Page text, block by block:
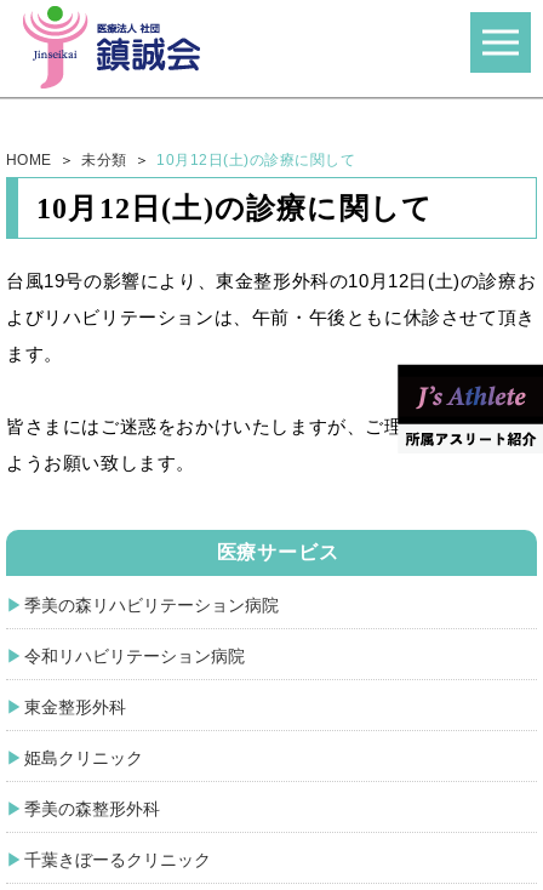
HOME 未分類 10月12日(土)の診療に関して
10月12日(土)の診療に関して
台風19号の影響により、東金整形外科の10月12日(土)の診療お
よびリハビリテーションは、午前・午後ともに休診させて頂き
ます。
皆さまにはご迷惑をおかけいたしますが、ご理解いただきます
ようお願い致します。
医療サービス
季美の森リハビリテーション病院
令和リハビリテーション病院
東金整形外科
姫島クリニック
季美の森整形外科
千葉きぼーるクリニック